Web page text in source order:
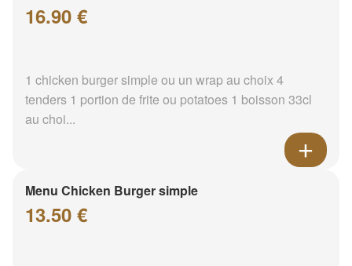
16.90 €
1 chicken burger simple ou un wrap au choix 4
tenders 1 portion de frite ou potatoes 1 boisson 33cl
au choi...
Menu Chicken Burger simple
13.50 €